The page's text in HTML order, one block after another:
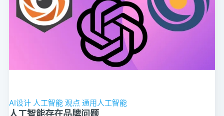
AI设计 人工智能 观点 通用人工智能